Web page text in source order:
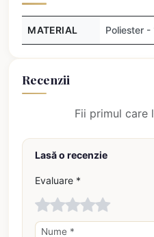
MATERIAL Poliester -
Recenzii
Fii primul care
Lasă o recenzie
Evaluare *